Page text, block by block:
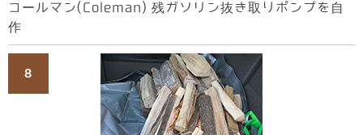
コールマン(Coleman) 残ガソリン抜き取りポンプを自
作